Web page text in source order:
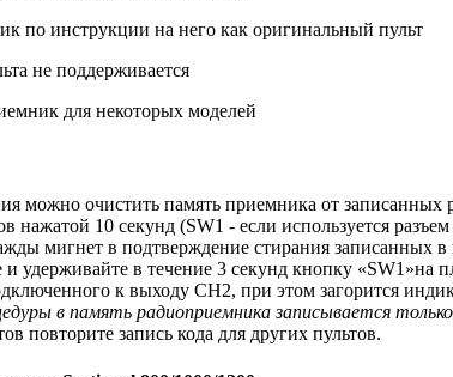
по инструкции на него как оригинальный пульт
не поддерживается
для некоторых моделей
можно очистить память приемника от записанных
нажатой 10 секунд (SW1 - если используется
мигнет в подтверждение стирания записанных в
и удерживайте в течение 3 секунд кнопку
к выходу CH2, при этом загорится
в память радиоприемника записывается
повторите запись кода для других пультов.